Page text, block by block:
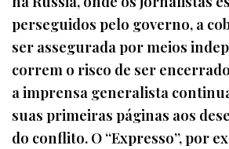
perseguidos pelo governo, a
ser assegurada por meios
correm o risco de ser
a imprensa generalista
suas primeiras páginas aos
do conflito. O “Expresso”, por